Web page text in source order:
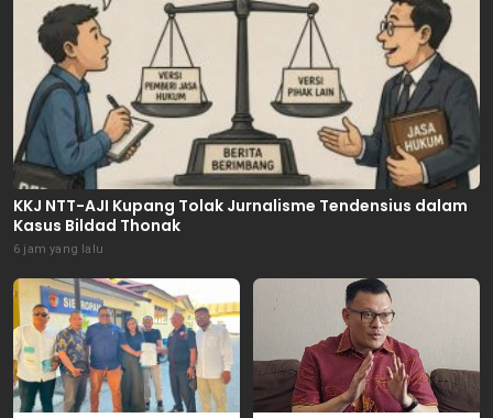
KKJ NTT-AJI Kupang Tolak Jurnalisme Tendensius dalam
Kasus Bildad Thonak
6 jam yang lalu